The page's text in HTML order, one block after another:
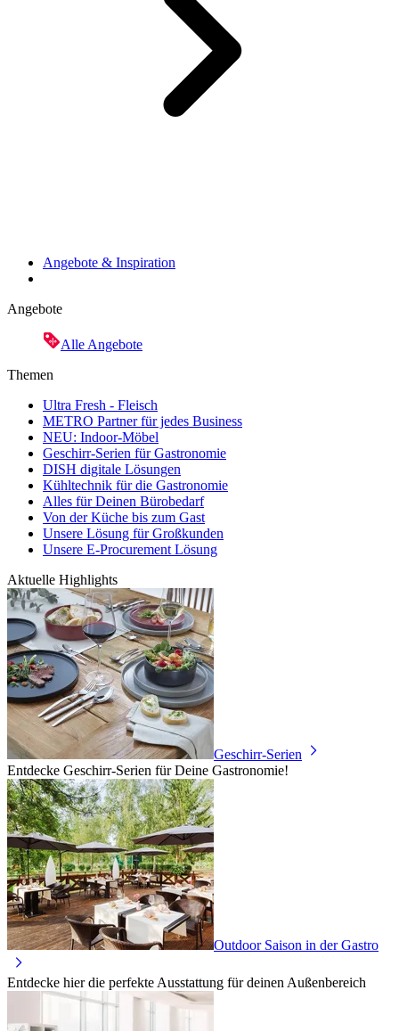
Angebote & Inspiration
Angebote
Alle Angebote
Themen
Ultra Fresh - Fleisch
METRO Partner für jedes Business
NEU: Indoor-Möbel
Geschirr-Serien für Gastronomie
DISH digitale Lösungen
Kühltechnik für die Gastronomie
Alles für Deinen Bürobedarf
Von der Küche bis zum Gast
Unsere Lösung für Großkunden
Unsere E-Procurement Lösung
Aktuelle Highlights
Geschirr-Serien
Entdecke Geschirr-Serien für Deine Gastronomie!
Outdoor Saison in der Gastro
Entdecke hier die perfekte Ausstattung für deinen Außenbereich